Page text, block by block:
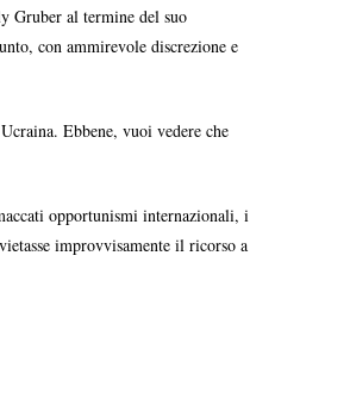
Gruber al termine del suo
con ammirevole discrezione e
Ebbene, vuoi vedere che
opportunismi internazionali, i
improvvisamente il ricorso a